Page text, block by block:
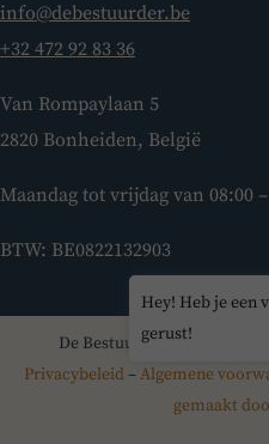
info@debestuurder.be
+32 472 92 83 36
Van Rompaylaan 5
2820 Bonheiden, België
Maandag tot vrijdag van 08:00
BTW: BE0822132903
De Bestuurder © 2026 – Alle
Privacybeleid–Algemene
gemaakt
Hey! Heb je een
gerust!